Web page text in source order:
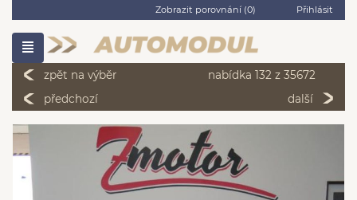
Zobrazit porovnání (0) Přihlásit
zpět na výběr
nabídka 132 z 35672
předchozí
další